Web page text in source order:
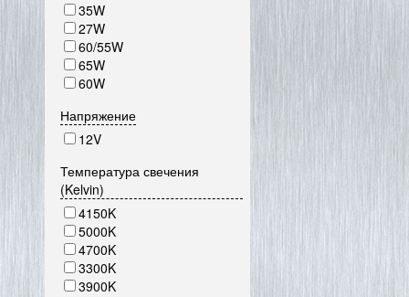
35W
27W
60/55W
65W
60W
Напряжение
12V
Температура свечения
(Kelvin)
4150K
5000K
4700K
3300K
3900K